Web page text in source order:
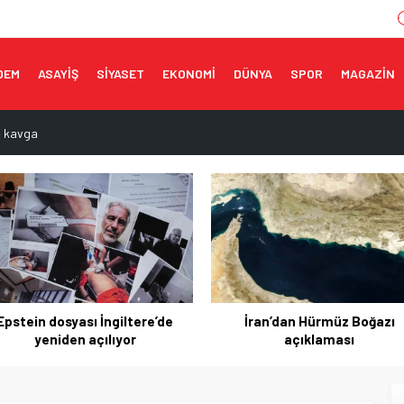
ASAYİŞ SİYASET EKONOMİ DÜNYA SPOR MAGAZİN
kavga
dikkat!
yönelik görüntüleme
kazadan kıl payı kurtuldu
İran’dan Hürmüz Boğazı
açıklaması
Trump: Hürmüz Boğazı çok
yakında açılacak